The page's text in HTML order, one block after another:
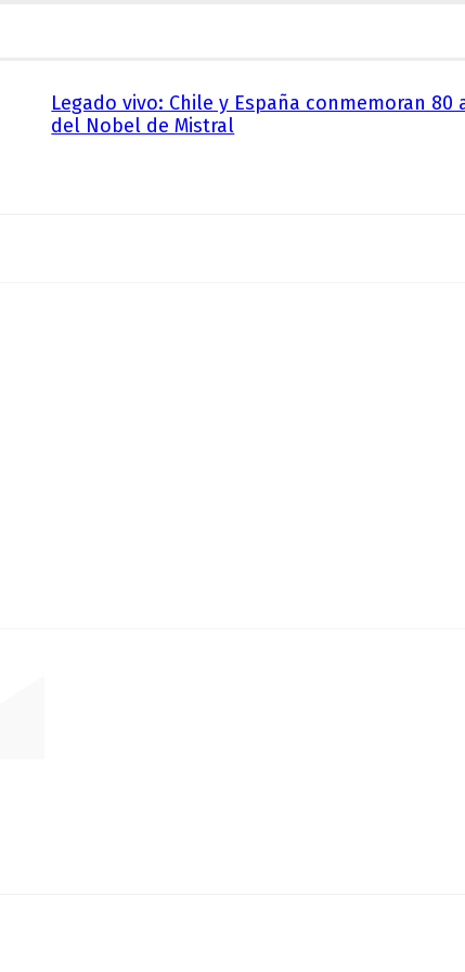
Legado vivo: Chile y España conmemoran 80
del Nobel de Mistral